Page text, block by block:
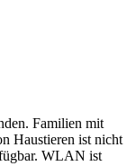
Familien mit
Haustieren ist nicht
WLAN ist